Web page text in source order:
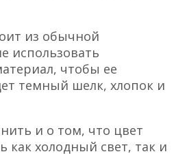
из обычной
использовать
чтобы ее
темный шелк, хлопок и
и о том, что цвет
как холодный свет, так и